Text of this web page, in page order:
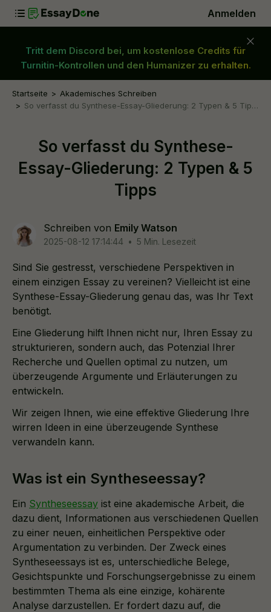
Anmelden
Tritt dem Discord bei, um kostenlose Credits für
Turnitin-Kontrollen und den Humanizer zu erhalten.
Startseite
Akademisches Schreiben
So verfasst du Synthese-Essay-Gliederung: 2 Typen & 5 Tipps
So verfasst du Synthese-
Essay-Gliederung: 2 Typen & 5
Tipps
Schreiben von Emily Watson
2025-08-12 17:14:44 • 5 Min. Lesezeit
Sind Sie gestresst, verschiedene Perspektiven in
einem einzigen Essay zu vereinen? Vielleicht ist eine
Synthese-Essay-Gliederung genau das, was Ihr Text
benötigt.
Eine Gliederung hilft Ihnen nicht nur, Ihren Essay zu
strukturieren, sondern auch, das Potenzial Ihrer
Recherche und Quellen optimal zu nutzen, um
überzeugende Argumente und Erläuterungen zu
entwickeln.
Wir zeigen Ihnen, wie eine effektive Gliederung Ihre
wirren Ideen in eine überzeugende Synthese
verwandeln kann.
Was ist ein Syntheseessay?
Ein Syntheseessay ist eine akademische Arbeit, die
dazu dient, Informationen aus verschiedenen Quellen
zu einer neuen, einheitlichen Perspektive oder
Argumentation zu verbinden. Der Zweck eines
Syntheseessays ist es, unterschiedliche Belege,
Gesichtspunkte und Forschungsergebnisse zu einem
bestimmten Thema als eine einzige, kohärente
Analyse darzustellen. Er fordert dazu auf, die